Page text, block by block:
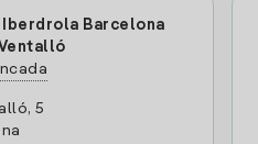
Iberdrola Barcelona
5